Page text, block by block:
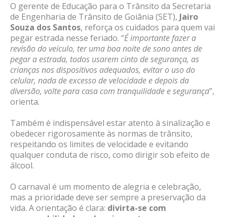
O gerente de Educação para o Trânsito da Secretaria
de Engenharia de Trânsito de Goiânia (SET), Jairo
Souza dos Santos, reforça os cuidados para quem vai
pegar estrada nesse feriado. “É importante fazer a
revisão do veículo, ter uma boa noite de sono antes de
pegar a estrada, todos usarem cinto de segurança, as
crianças nos dispositivos adequados, evitar o uso do
celular, nada de excesso de velocidade e depois da
diversão, volte para casa com tranquilidade e segurança”,
orienta.
Também é indispensável estar atento à sinalização e
obedecer rigorosamente às normas de trânsito,
respeitando os limites de velocidade e evitando
qualquer conduta de risco, como dirigir sob efeito de
álcool.
O carnaval é um momento de alegria e celebração,
mas a prioridade deve ser sempre a preservação da
vida. A orientação é clara: divirta-se com